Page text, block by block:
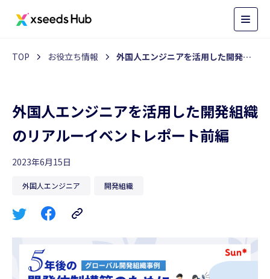
TOP お役立ち情報 外国人エンジニアを活用した開発組織のリアルーイベントレポート前編
外国人エンジニアを活用した開発組織
のリアルーイベントレポート前編
2023年6月15日
外国人エンジニア 開発組織